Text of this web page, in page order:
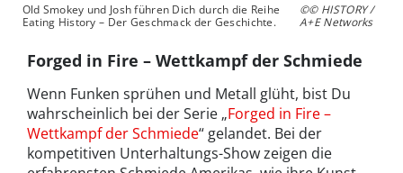
Old Smokey und Josh führen Dich durch die Reihe
Eating History – Der Geschmack der Geschichte.
©© HISTORY /
A+E Networks
Forged in Fire – Wettkampf der Schmiede
Wenn Funken sprühen und Metall glüht, bist Du
wahrscheinlich bei der Serie „Forged in Fire –
Wettkampf der Schmiede“ gelandet. Bei der
kompetitiven Unterhaltungs-Show zeigen die